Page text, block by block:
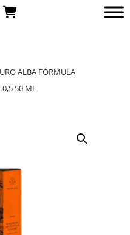
ALBA FÓRMULA
0,5 50 ML